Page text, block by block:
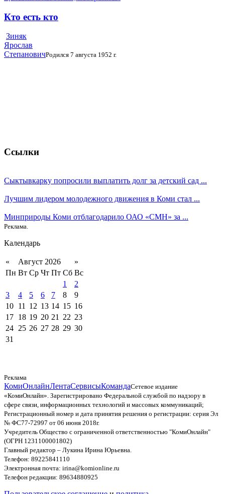
Кто есть кто
Зиняк
Ярослав
СтепановичРодился 7 августа 1952 г.
Ссылки
Сыктывкарку попросили выплатить долг за детский сад ...
Лучшим лидером молодежного движения в Коми стал ...
Минприроды Коми отблагодарило ОАО «СМН» за ...
Реклама.
Календарь
« Август 2026
»
Пн Вт Ср Чт Пт Сб Вс
1
2
3
4 5 6 7 8
9
10 11 12 13 14 15 16
17 18 19 20 21 22 23
24 25 26 27 28 29 30
31
Реклама
КомиОнлайнЛентаСервисыКомандаСетевое издание
«КомиОнлайн». Зарегистрировано Федеральной службой по надзору в
сфере связи, информационных технологий и массовых коммуникаций;
Регистрационный номер и дата принятия решения о регистрации: серия Эл
№ ФС77-72997 от 06 июня 2018г.
Учредитель Общество с ограниченной ответственностью "КомиОнлайн"
(ОГРН 1231100001802)
Главный редактор – Лукина Ирина Юрьевна.
Телефон: 89225841110
Электронная почта: irina@komionline.ru
Телефон редакции: 89634880925